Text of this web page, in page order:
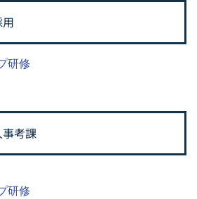
研修
事考課
研修